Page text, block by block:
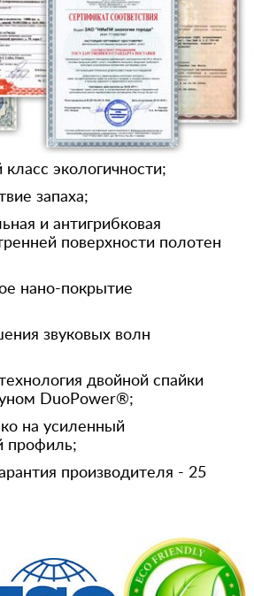
экологичности;
запаха;
и антигрибковая
поверхности полотен
нано-покрытие
звуковых волн
двойной спайки
DuoPower®;
на усиленный
профиль;
производителя - 25